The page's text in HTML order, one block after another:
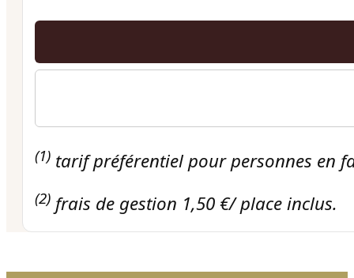
(1) tarif préférentiel pour personnes en
(2) frais de gestion 1,50 €/ place inclus.